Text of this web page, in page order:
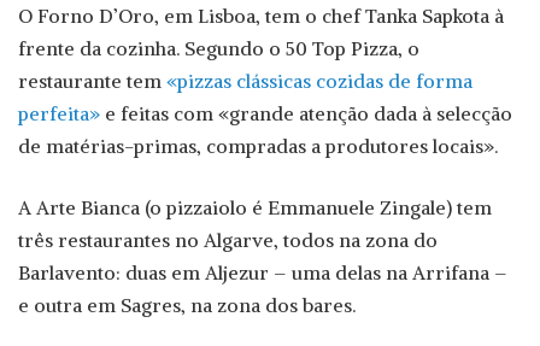
O Forno D’Oro, em Lisboa, tem o chef Tanka Sapkota à
frente da cozinha. Segundo o 50 Top Pizza, o
restaurante tem «pizzas clássicas cozidas de forma
perfeita» e feitas com «grande atenção dada à selecção
de matérias-primas, compradas a produtores locais».
A Arte Bianca (o pizzaiolo é Emmanuele Zingale) tem
três restaurantes no Algarve, todos na zona do
Barlavento: duas em Aljezur – uma delas na Arrifana –
e outra em Sagres, na zona dos bares.